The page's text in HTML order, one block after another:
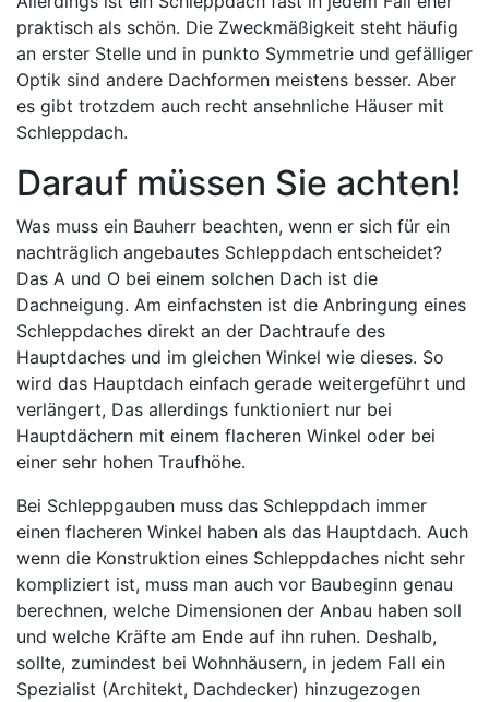
praktisch als schön. Die Zweckmäßigkeit steht häufig
an erster Stelle und in punkto Symmetrie und gefälliger
Optik sind andere Dachformen meistens besser. Aber
es gibt trotzdem auch recht ansehnliche Häuser mit
Schleppdach.
Darauf müssen Sie achten!
Was muss ein Bauherr beachten, wenn er sich für ein
nachträglich angebautes Schleppdach entscheidet?
Das A und O bei einem solchen Dach ist die
Dachneigung. Am einfachsten ist die Anbringung eines
Schleppdaches direkt an der Dachtraufe des
Hauptdaches und im gleichen Winkel wie dieses. So
wird das Hauptdach einfach gerade weitergeführt und
verlängert, Das allerdings funktioniert nur bei
Hauptdächern mit einem flacheren Winkel oder bei
einer sehr hohen Traufhöhe.
Bei Schleppgauben muss das Schleppdach immer
einen flacheren Winkel haben als das Hauptdach. Auch
wenn die Konstruktion eines Schleppdaches nicht sehr
kompliziert ist, muss man auch vor Baubeginn genau
berechnen, welche Dimensionen der Anbau haben soll
und welche Kräfte am Ende auf ihn ruhen. Deshalb,
sollte, zumindest bei Wohnhäusern, in jedem Fall ein
Spezialist (Architekt, Dachdecker) hinzugezogen